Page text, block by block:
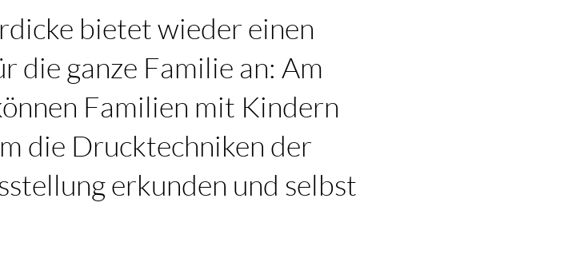
bietet wieder einen
die ganze Familie an: Am
Familien mit Kindern
die Drucktechniken der
erkunden und selbst